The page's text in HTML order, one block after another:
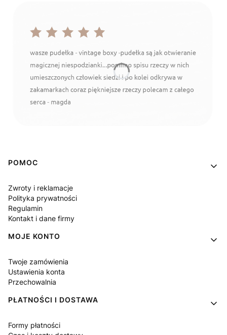
Linki w stopce
POMOC
Zwroty i reklamacje
Polityka prywatności
Regulamin
Kontakt i dane firmy
MOJE KONTO
Twoje zamówienia
Ustawienia konta
Przechowalnia
PŁATNOŚCI I DOSTAWA
Formy płatności